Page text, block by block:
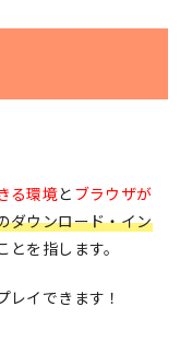
る環境と ブラウザが
ダウンロード・イン
を指します。
イできます！